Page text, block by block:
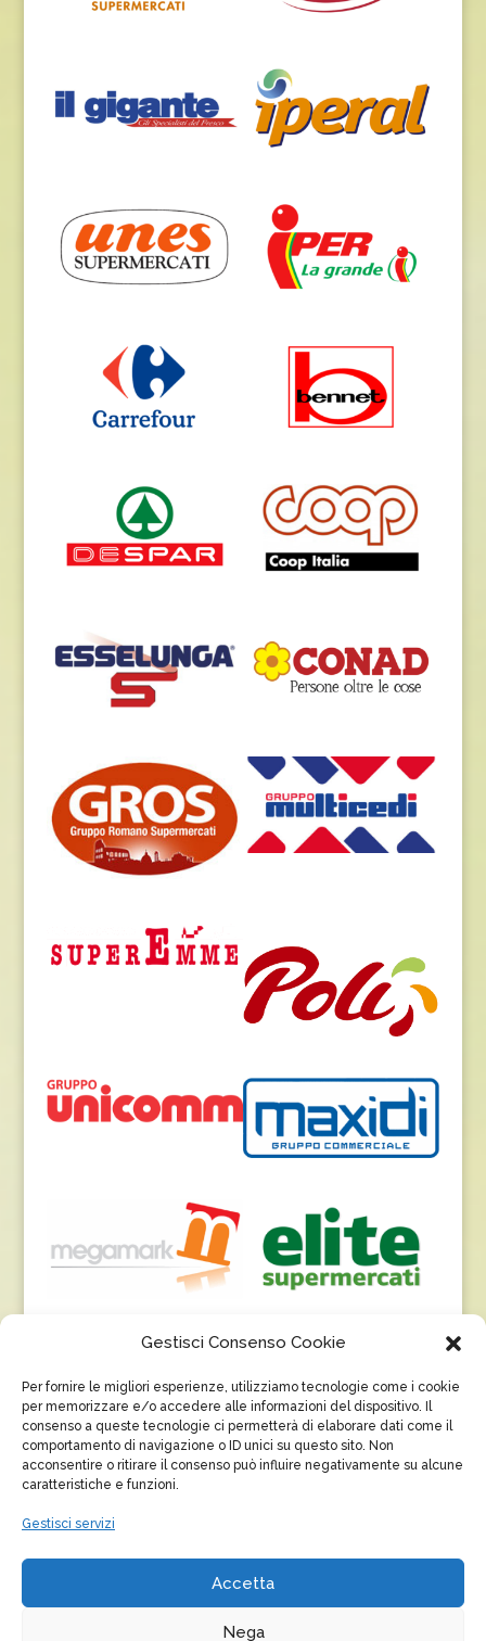
Gestisci Consenso Cookie
Per fornire le migliori esperienze, utilizziamo tecnologie come i cookie
per memorizzare e/o accedere alle informazioni del dispositivo. Il
consenso a queste tecnologie ci permetterà di elaborare dati come il
comportamento di navigazione o ID unici su questo sito. Non
acconsentire o ritirare il consenso può influire negativamente su alcune
caratteristiche e funzioni.
Gestisci servizi
Accetta
Nega